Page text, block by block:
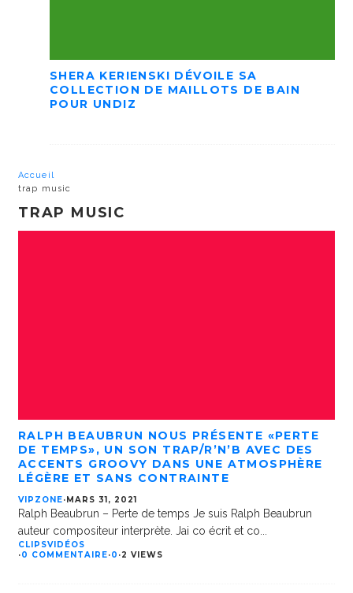
SHERA KERIENSKI DÉVOILE SA
COLLECTION DE MAILLOTS DE BAIN
POUR UNDIZ
Accueil
trap music
TRAP MUSIC
RALPH BEAUBRUN NOUS PRÉSENTE «PERTE
DE TEMPS», UN SON TRAP/R’N’B AVEC DES
ACCENTS GROOVY DANS UNE ATMOSPHÈRE
LÉGÈRE ET SANS CONTRAINTE
VIPZONE· MARS 31, 2021
Ralph Beaubrun – Perte de temps Je suis Ralph Beaubrun
auteur compositeur interprète. Jai co écrit et co
CLIPSVIDÉOS
·0 COMMENTAIRE·0 ·2 VIEWS